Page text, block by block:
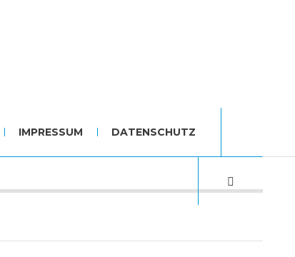
IMPRESSUM DATENSCHUTZ